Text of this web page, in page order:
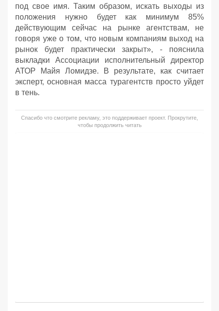
под свое имя. Таким образом, искать выходы из
положения нужно будет как минимум 85%
действующим сейчас на рынке агентствам, не
говоря уже о том, что новым компаниям выход на
рынок будет практически закрыт», - пояснила
выкладки Ассоциации исполнительный директор
АТОР Майя Ломидзе. В результате, как считает
эксперт, основная масса турагентств просто уйдет
в тень.
Спасибо что смотрите рекламу, это поддерживает проект. Прокрутите,
чтобы продолжить читать